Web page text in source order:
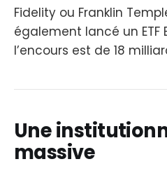
Fidelity ou Franklin
également lancé un ETF
l’encours est de 18
Une
massive